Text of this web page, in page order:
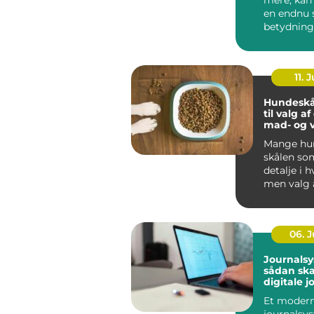
en endnu
be...
11.
til valg af
mad- og
Mange
skålen
detalje i
men valg
06.
sådan
digitale
Et